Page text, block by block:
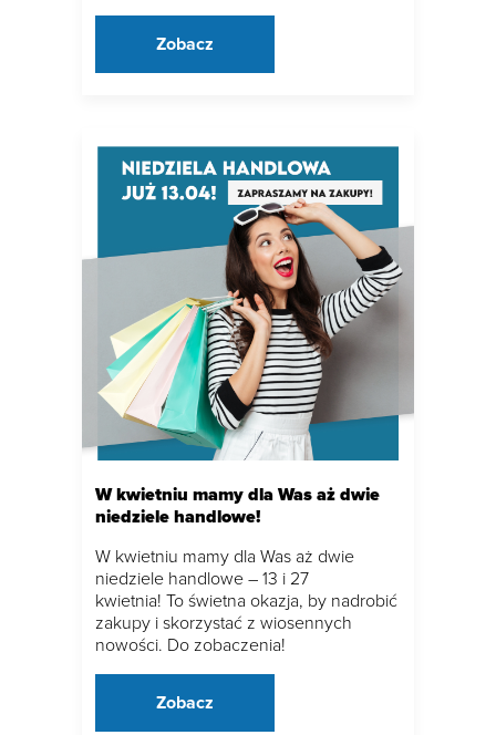
Zobacz
W kwietniu mamy dla Was aż dwie
niedziele handlowe!
W kwietniu mamy dla Was aż dwie
niedziele handlowe – 13 i 27
kwietnia! To świetna okazja, by nadrobić
zakupy i skorzystać z wiosennych
nowości. Do zobaczenia!
Zobacz